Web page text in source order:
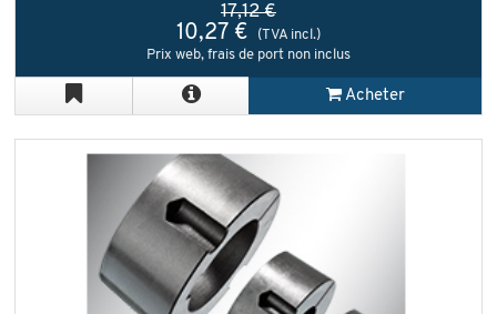
17,12 €
10,27 €
(TVA incl.)
Prix web, frais de port non inclus
Acheter